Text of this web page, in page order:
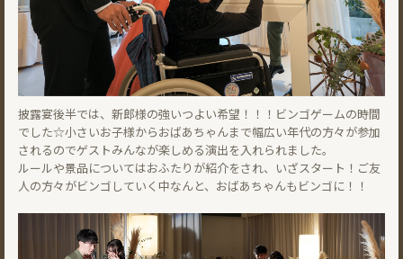
披露宴後半では、新郎様の強いつよい希望！！！ビンゴゲームの時間
でした☆小さいお子様からおばあちゃんまで幅広い年代の方々が参加
されるのでゲストみんなが楽しめる演出を入れられました。
ルールや景品についてはおふたりが紹介をされ、いざスタート！ご友
人の方々がビンゴしていく中なんと、おばあちゃんもビンゴに！！